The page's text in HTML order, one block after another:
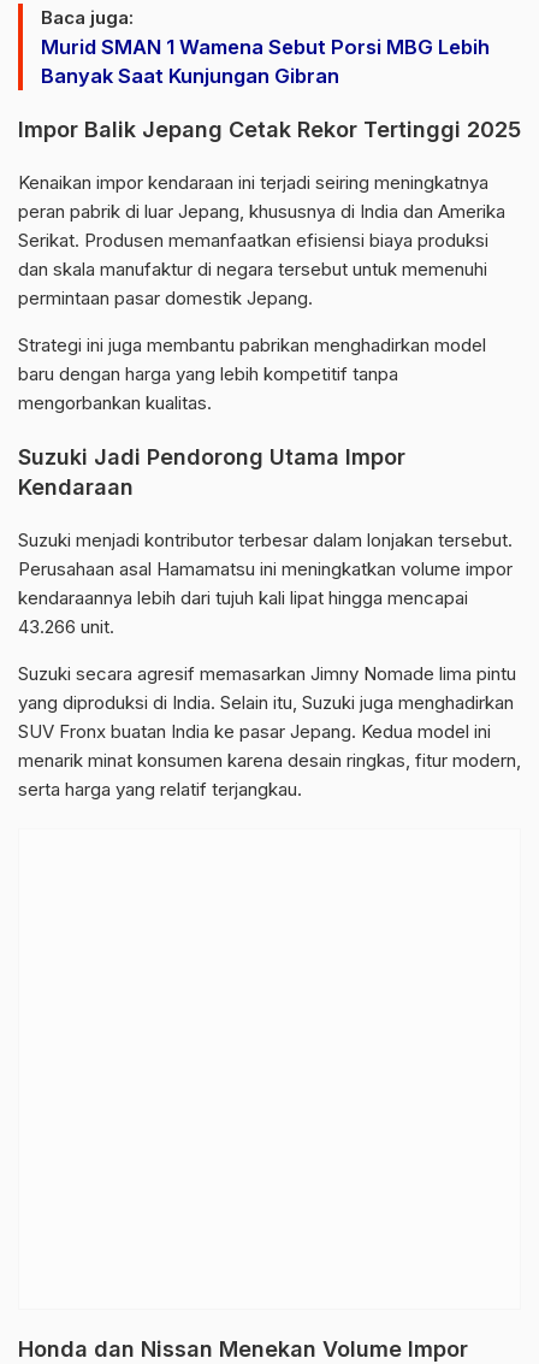
Baca juga:
Murid SMAN 1 Wamena Sebut Porsi MBG Lebih
Banyak Saat Kunjungan Gibran
Impor Balik Jepang Cetak Rekor Tertinggi 2025
Kenaikan impor kendaraan ini terjadi seiring meningkatnya
peran pabrik di luar Jepang, khususnya di India dan Amerika
Serikat. Produsen memanfaatkan efisiensi biaya produksi
dan skala manufaktur di negara tersebut untuk memenuhi
permintaan pasar domestik Jepang.
Strategi ini juga membantu pabrikan menghadirkan model
baru dengan harga yang lebih kompetitif tanpa
mengorbankan kualitas.
Suzuki Jadi Pendorong Utama Impor
Kendaraan
Suzuki menjadi kontributor terbesar dalam lonjakan tersebut.
Perusahaan asal Hamamatsu ini meningkatkan volume impor
kendaraannya lebih dari tujuh kali lipat hingga mencapai
43.266 unit.
Suzuki secara agresif memasarkan Jimny Nomade lima pintu
yang diproduksi di India. Selain itu, Suzuki juga menghadirkan
SUV Fronx buatan India ke pasar Jepang. Kedua model ini
menarik minat konsumen karena desain ringkas, fitur modern,
serta harga yang relatif terjangkau.
Honda dan Nissan Menekan Volume Impor